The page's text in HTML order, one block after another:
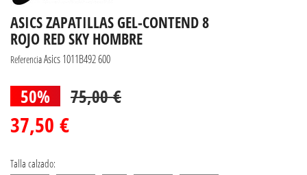
ASICS ZAPATILLAS GEL-CONTEND 8
ROJO RED SKY HOMBRE
ReferenciaAsics 1011B492 600
50% 75,00 €
37,50 €
Talla calzado: